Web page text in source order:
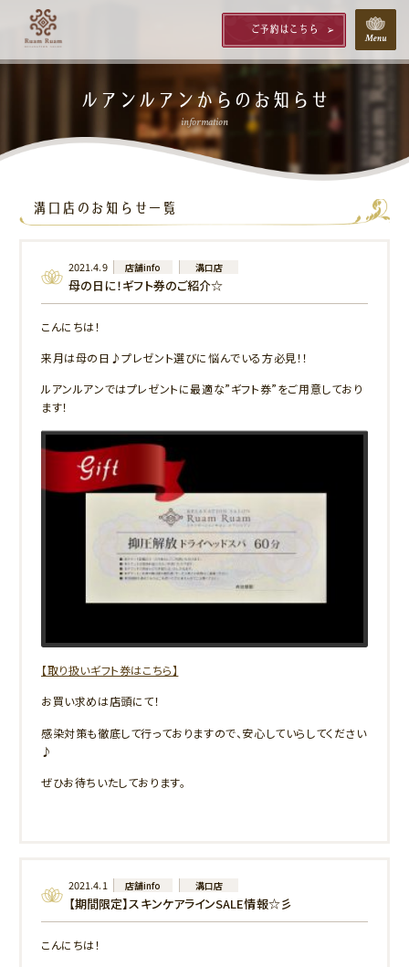
ご予約はこちら
ルアンルアンからのお知らせ
information
溝口店のお知らせ一覧
2021.4.9 店舗info 溝口店
母の日に！ギフト券のご紹介☆
こんにちは！
来月は母の日♪プレゼント選びに悩んでいる方必見！！
ルアンルアンではプレゼントに最適な”ギフト券”をご用意しており
ます！
家事や育児、仕事など日々頑張ってくれているお母さまに
”癒しのひととき”をプレゼントしませんか？
【取り扱いギフト券はこちら】
お買い求めは店頭にて！
感染対策も徹底して行っておりますので、安心していらしてください
♪
ぜひお待ちいたしております。
2021.4.1 店舗info 溝口店
【期間限定】スキンケアラインSALE情報☆彡
こんにちは！